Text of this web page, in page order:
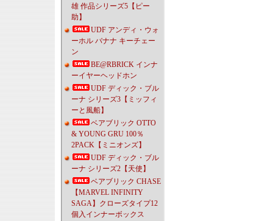
雄 作品シリーズ5【ピー
助】
UDF アンディ・ウォ
ーホル バナナ キーチェー
ン
BE@RBRICK インナ
ーイヤーヘッドホン
UDF ディック・ブル
ーナ シリーズ3【ミッフィ
ーと風船】
ベアブリック OTTO
& YOUNG GRU 100％
2PACK【ミニオンズ】
UDF ディック・ブル
ーナ シリーズ2【天使】
ベアブリック CHASE
【MARVEL INFINITY
SAGA】クローズタイプ12
個入インナーボックス